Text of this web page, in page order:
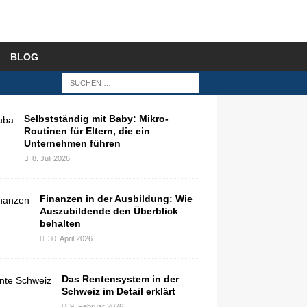
BLOG
Selbstständig mit Baby: Mikro-
Routinen für Eltern, die ein
Unternehmen führen
8. Juli 2026
Finanzen in der Ausbildung: Wie
Auszubildende den Überblick
behalten
30. April 2026
Das Rentensystem in der
Schweiz im Detail erklärt